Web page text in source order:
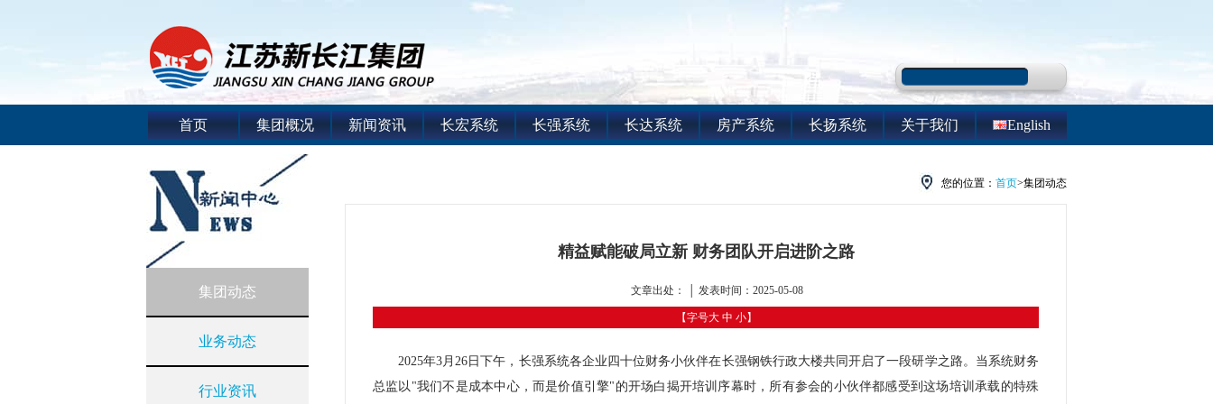
首页 集团概况 新闻资讯 长宏系统 长强系统 长达系统 房产系统 长扬系统 关于我们 English
集团动态
业务动态
行业资讯
您的位置： 首页>集团动态
精益赋能破局立新 财务团队开启进阶之路
文章出处： │ 发表时间：2025-05-08
【字号大 中 小】
2025年3月26日下午，长强系统各企业四十位财务小伙伴在长强钢铁行政大楼共同开启了一段研学之路。当系统财务
总监以"我们不是成本中心，而是价值引擎"的开场白揭开培训序幕时，所有参会的小伙伴都感受到这场培训承载的特殊